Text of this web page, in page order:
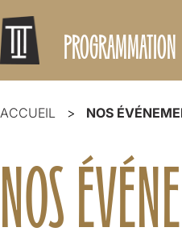
PROGRAMMATION
ACCUEIL NOS
NOS